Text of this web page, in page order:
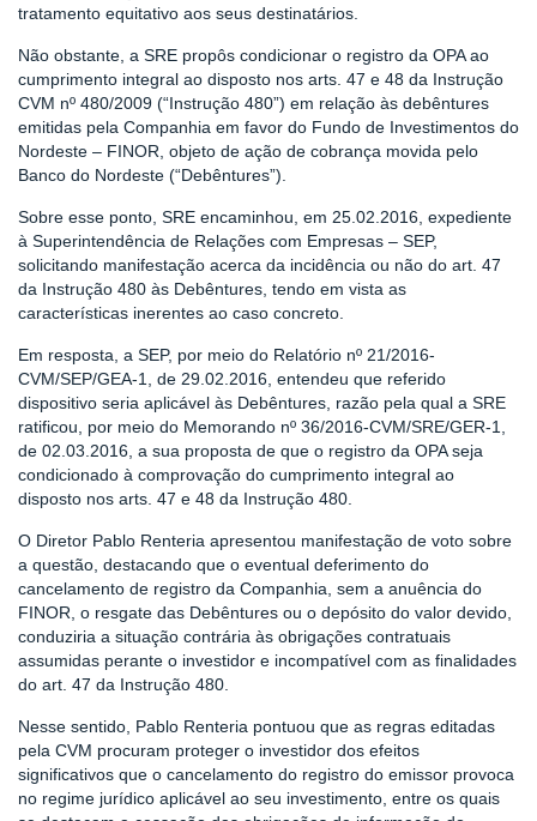
tratamento equitativo aos seus destinatários.
Não obstante, a SRE propôs condicionar o registro da OPA ao
cumprimento integral ao disposto nos arts. 47 e 48 da Instrução
CVM nº 480/2009 (“Instrução 480”) em relação às debêntures
emitidas pela Companhia em favor do Fundo de Investimentos do
Nordeste – FINOR, objeto de ação de cobrança movida pelo
Banco do Nordeste (“Debêntures”).
Sobre esse ponto, SRE encaminhou, em 25.02.2016, expediente
à Superintendência de Relações com Empresas – SEP,
solicitando manifestação acerca da incidência ou não do art. 47
da Instrução 480 às Debêntures, tendo em vista as
características inerentes ao caso concreto.
Em resposta, a SEP, por meio do Relatório nº 21/2016-
CVM/SEP/GEA-1, de 29.02.2016, entendeu que referido
dispositivo seria aplicável às Debêntures, razão pela qual a SRE
ratificou, por meio do Memorando nº 36/2016-CVM/SRE/GER-1,
de 02.03.2016, a sua proposta de que o registro da OPA seja
condicionado à comprovação do cumprimento integral ao
disposto nos arts. 47 e 48 da Instrução 480.
O Diretor Pablo Renteria apresentou manifestação de voto sobre
a questão, destacando que o eventual deferimento do
cancelamento de registro da Companhia, sem a anuência do
FINOR, o resgate das Debêntures ou o depósito do valor devido,
conduziria a situação contrária às obrigações contratuais
assumidas perante o investidor e incompatível com as finalidades
do art. 47 da Instrução 480.
Nesse sentido, Pablo Renteria pontuou que as regras editadas
pela CVM procuram proteger o investidor dos efeitos
significativos que o cancelamento do registro do emissor provoca
no regime jurídico aplicável ao seu investimento, entre os quais